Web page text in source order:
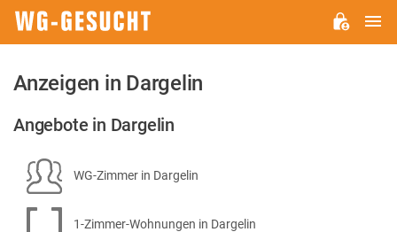
Anzeigen in Dargelin
Angebote in Dargelin
WG-Zimmer in Dargelin
1-Zimmer-Wohnungen in Dargelin